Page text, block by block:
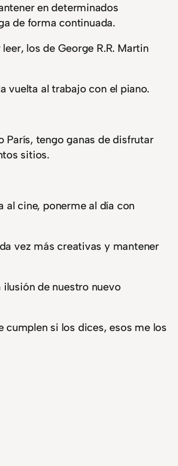
en determinados
de forma continuada.
los de George R.R. Martin
vuelta al trabajo con el piano.
París, tengo ganas de disfrutar
sitios.
al cine, ponerme al día con
vez más creativas y mantener
de nuestro nuevo
cumplen si los dices, esos me los